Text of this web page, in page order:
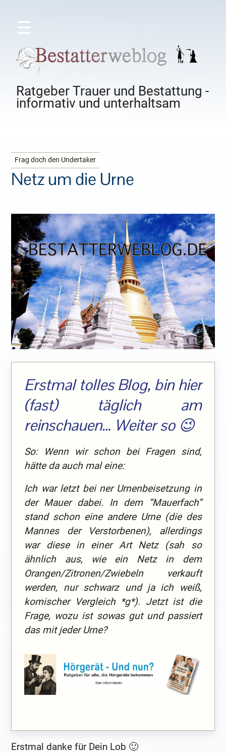
☰
Ratgeber Trauer und Bestattung -
informativ und unterhaltsam
Frag doch den Undertaker
Netz um die Urne
Erstmal tolles Blog, bin hier
(fast) täglich am
reinschauen… Weiter so 😉
So: Wenn wir schon bei Fragen sind,
hätte da auch mal eine:
Ich war letzt bei ner Urnenbeisetzung in
der Mauer dabei. In dem “Mauerfach”
stand schon eine andere Urne (die des
Mannes der Verstorbenen), allerdings
war diese in einer Art Netz (sah so
ähnlich aus, wie ein Netz in dem
Orangen/Zitronen/Zwiebeln verkauft
werden, nur schwarz und ja ich weiß,
komischer Vergleich *g*). Jetzt ist die
Frage, wozu ist sowas gut und passiert
das mit jeder Urne?
Erstmal danke für Dein Lob 🙂